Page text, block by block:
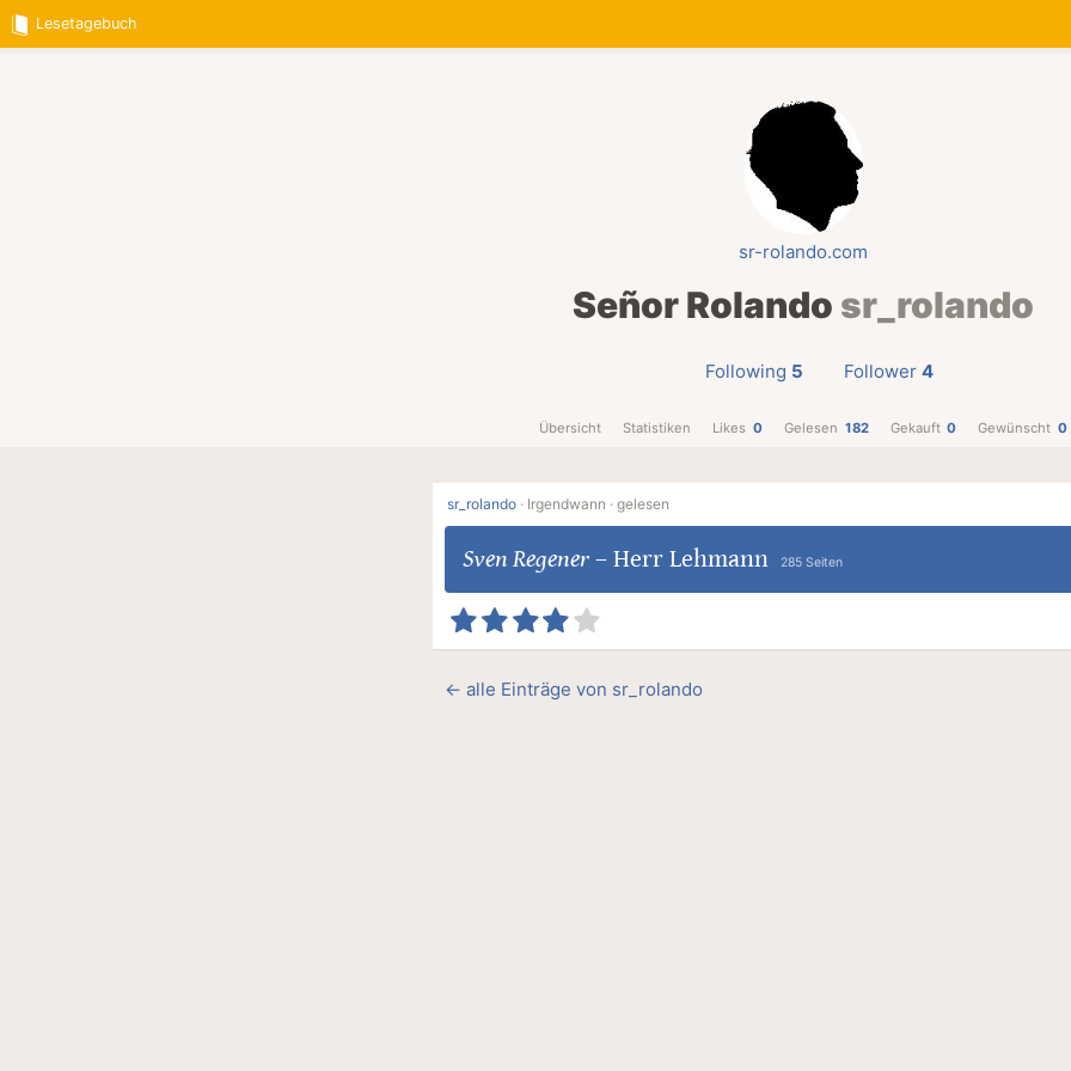
Lesetagebuch
sr-rolando.com
Señor Rolando sr_rolando
Following 5 Follower 4
Übersicht Statistiken Likes 0 Gelesen 182 Gekauft 0 Gewünscht 0
sr_rolando · Irgendwann · gelesen
Sven Regener– Herr Lehmann 285 Seiten
← alle Einträge von sr_rolando